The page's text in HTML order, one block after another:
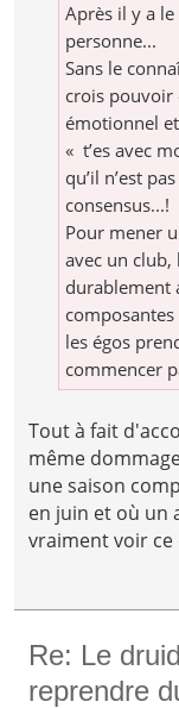
Après il y a
personne...
Sans le
crois pouvoir
émotionnel
« t’es avec
qu’il n’est
consensus...!
Pour mener
avec un club,
durablement
les égos
commencer
Tout à fait
même
une saison
en juin et où un
vraiment voir ce
Re: Le
reprendre